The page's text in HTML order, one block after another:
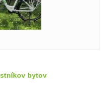
bytov